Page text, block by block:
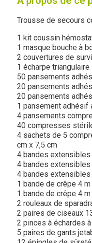
Trousse de secours
1 kit coussin
1 masque bouche à
2 couvertures de
1 écharpe triangulaire
50 pansements
20 pansements
20 pansements
1 pansement adhésif
4 pansements
40 compresses
4 sachets de 5
cm x 7,5 cm
4 bandes extensibles
4 bandes extensibles
4 bandes extensibles
1 bande de crêpe 4
1 bande de crêpe 4
2 rouleaux de
2 paires de ciseaux
2 pinces à échardes
5 paires de gants